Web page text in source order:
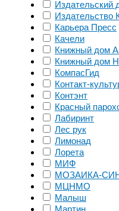
Издательский
Издательство
Карьера Пресс
Качели
Книжный дом
Книжный дом
КомпасГид
Контакт-
Контэнт
Красный
Лабиринт
Лес рук
Лимонад
Лорета
МИФ
МОЗАИКА-
МЦНМО
Малыш